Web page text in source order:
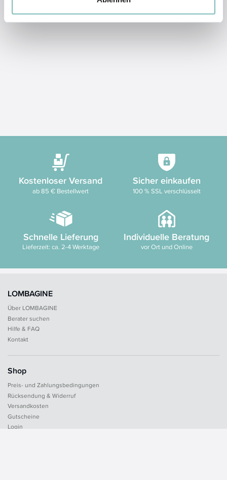
Kostenloser Versand
ab 85 € Bestellwert
Sicher einkaufen
100 % SSL verschlüsselt
Schnelle Lieferung
Lieferzeit: ca. 2-4 Werktage
Individuelle Beratung
vor Ort und Online
LOMBAGINE
Über LOMBAGINE
Berater suchen
Hilfe & FAQ
Kontakt
Shop
Preis- und Zahlungsbedingungen
Rücksendung & Widerruf
Versandkosten
Gutscheine
Login